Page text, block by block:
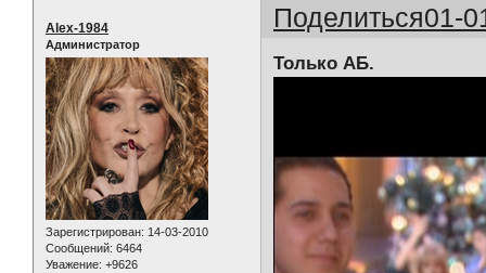
Поделиться01-
Alex-1984
Администратор
Зарегистрирован: 14-03-2010
Сообщений: 6464
Уважение: +9626
Только АБ.